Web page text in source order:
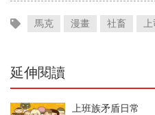
馬克 漫畫 社畜 上
延伸閱讀
上班族矛盾日常